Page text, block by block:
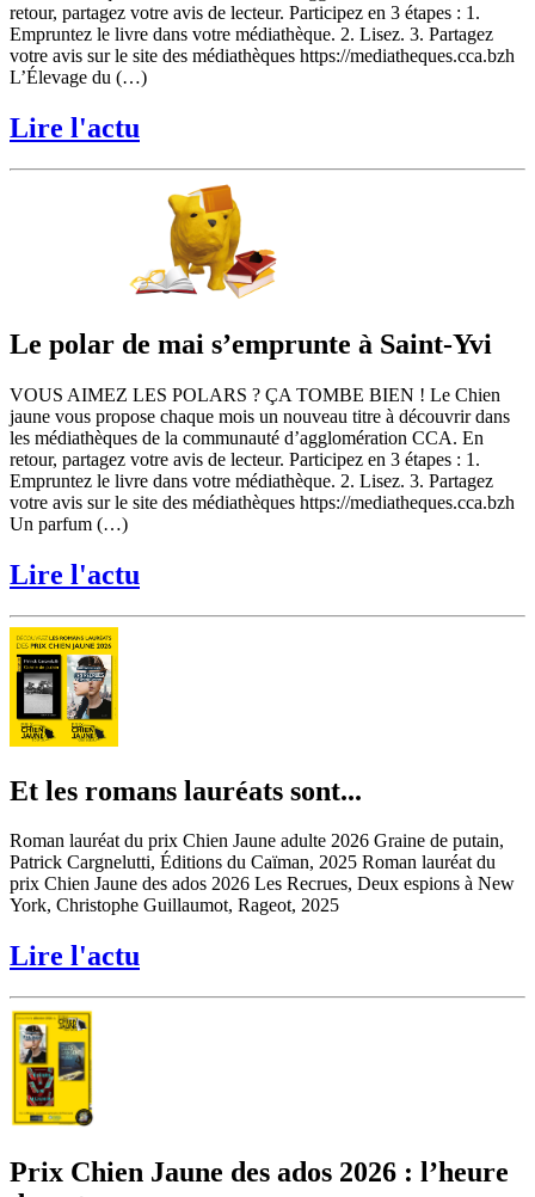
retour, partagez votre avis de lecteur. Participez en 3 étapes : 1.
Empruntez le livre dans votre médiathèque. 2. Lisez. 3. Partagez
votre avis sur le site des médiathèques https://mediatheques.cca.bzh
L’Élevage du (…)
Lire l'actu
Le polar de mai s’emprunte à Saint-Yvi
VOUS AIMEZ LES POLARS ? ÇA TOMBE BIEN ! Le Chien
jaune vous propose chaque mois un nouveau titre à découvrir dans
les médiathèques de la communauté d’agglomération CCA. En
retour, partagez votre avis de lecteur. Participez en 3 étapes : 1.
Empruntez le livre dans votre médiathèque. 2. Lisez. 3. Partagez
votre avis sur le site des médiathèques https://mediatheques.cca.bzh
Un parfum (…)
Lire l'actu
Et les romans lauréats sont...
Roman lauréat du prix Chien Jaune adulte 2026 Graine de putain,
Patrick Cargnelutti, Éditions du Caïman, 2025 Roman lauréat du
prix Chien Jaune des ados 2026 Les Recrues, Deux espions à New
York, Christophe Guillaumot, Rageot, 2025
Lire l'actu
Prix Chien Jaune des ados 2026 : l’heure